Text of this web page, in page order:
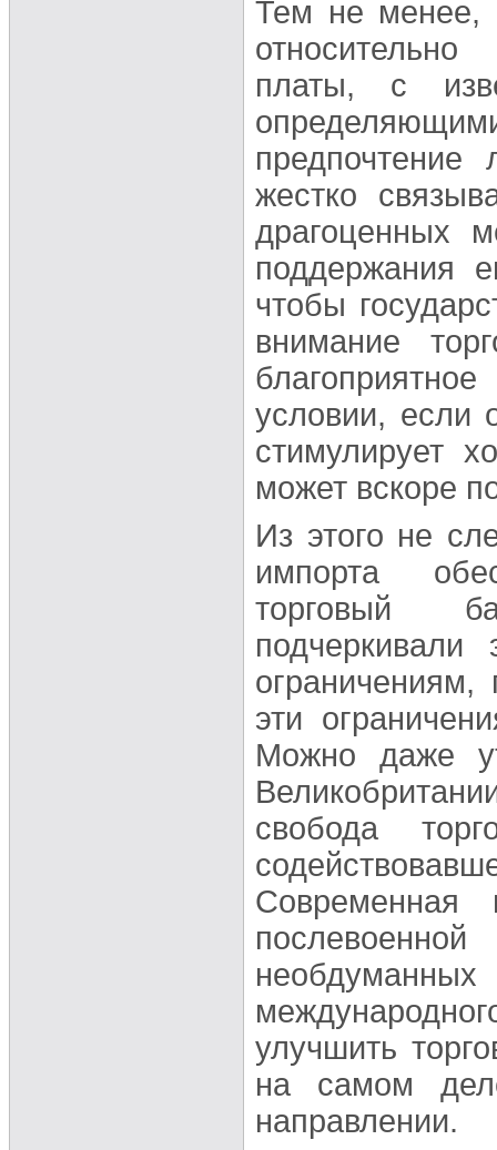
Тем не менее,
платы, с
предпочтение
жестко
драгоценных
поддержания
чтобы
внимание
условии, если
стимулирует
может вскоре
Из этого не
импорта
торговый
ограничениям,
эти
Можно даже
свобода
Современная
улучшить
на самом
направлении.